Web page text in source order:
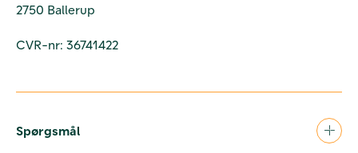
2750 Ballerup
CVR-nr: 36741422
Spørgsmål